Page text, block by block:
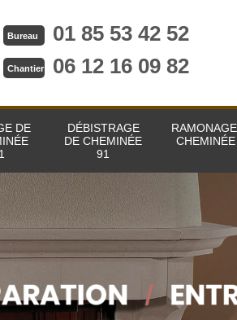
Bureau 01 85 53 42 52
Chantier 06 12 16 09 82
DE
DÉBISTRAGE
DE CHEMINÉE
91
CHEMINÉE